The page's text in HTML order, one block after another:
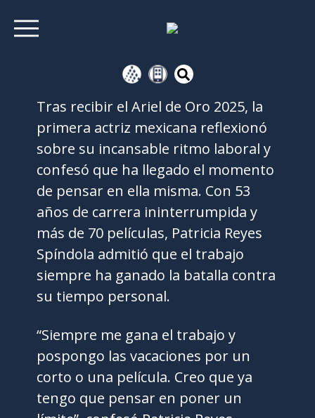
Tras recibir el Ariel de Oro 2025, la
primera actriz mexicana reflexionó
sobre su incansable ritmo laboral y
confesó que ha llegado el momento
de pensar en ella misma. Con 53
años de carrera ininterrumpida y
más de 70 películas, Patricia Reyes
Spíndola admitió que el trabajo
siempre ha ganado la batalla contra
su tiempo personal.
“Siempre me gana el trabajo y
pospongo las vacaciones por un
corto o una película. Creo que ya
tengo que pensar en poner un